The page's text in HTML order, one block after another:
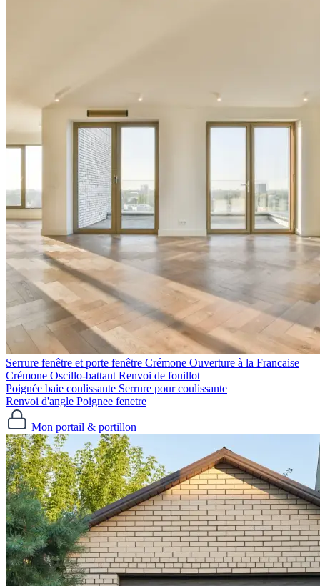
Serrure fenêtre et porte fenêtre
Crémone Ouverture à la Francaise
Crémone Oscillo-battant Renvoi de fouillot
Poignée baie coulissante Serrure pour coulissante
Renvoi d'angle Poignee fenetre
Mon portail & portillon